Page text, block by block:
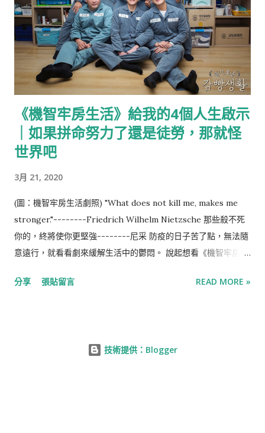
一個轉角拐了彎，是不是就拐進尋常人家的曬衣場，不小心就闖
入別人的日常裡。 說起來這座帶點童話色彩的彩色山城，其實曾
是釜山的難民村，人口密度過高且生活不便，日常採買也非得走
過長長的山路下山。 這裡的屋房大多建於1950年代的韓戰時期，
為當時流離失所的難民以簡易的建材所搭建，還沒有而今俏麗的
姿態，直到2009年的整建才終於改頭換面，成為而今的彩色積木
屋。 Info: https://www.gamcheon.or.kr/ 第一次在電視節目
看到甘川洞文化村，立即被其繽紛的色彩吸引，卻想著自己應該
一輩子也不會踏上釜山，但沒想到有一天，我因為一張海雲台的
縝密的規劃、由聚集而生的聚落，路徑複雜是每個舊社區共同的
特色，我與M第一目標是山城頂端的小王子，但在這裡不通、那
裡不通、迷宮似的羊腸小徑裡，我們來來回回才終於到達山腰，
山腰有一處小小的觀景區，能看到附近的札嘎其漁港與甘川洞一
整排彩虹屋，抱持著「錯過這村就沒有這店」的心理，我們在小
路，我們在觀景區聽見情侶對談間傳來熟悉的語言，沒想到在釜
《機智牢房生活》給我的4個人生啟示
｜如果拼命努力了還是徒勞，那就怪
世界吧
3月 21, 2020
(圖：機智牢房生活劇照) "What does not kill me, makes me
stronger."--------Friedrich Wilhelm Nietzsche 那些殺不死
你的，終將使你更堅強--------尼采 防疫的日子苦了點，無法隨
意遠行，就看看劇來緩解生活中的鬱悶。 說起想看《機智牢房生
開始看，卻難得的在一個禮拜內看完了一集時長1個半小時、共16
人生總有些身不由己 童話故事裡的女巫、電玩遊戲裡的魔王，虛
分享 張貼留言 READ MORE »
技術提供：Blogger